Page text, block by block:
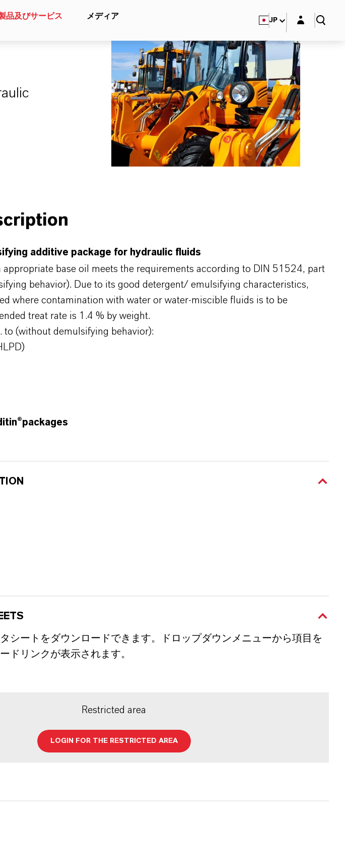
品及びサービス メディア JP Login layer
additive package for hydraulic fluids
base oil meets the requirements according to DIN 51524, part
behavior). Due to its good detergent/ emulsifying characteristics,
where contamination with water or water-miscible fluids is to be
treat rate is 1.4 % by weight.
to (without demulsifying behavior):
シートをダウンロードできます。ドロップダウンメニューから項目を
ドリンクが表示されます。
Restricted area
LOGIN FOR THE RESTRICTED AREA